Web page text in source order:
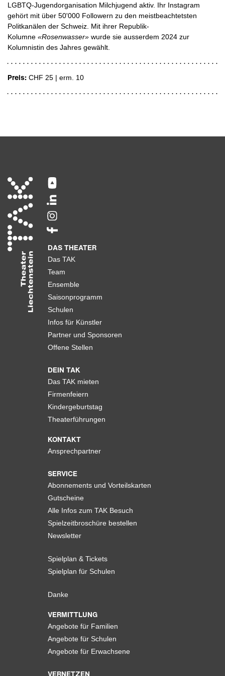
LGBTQ-Jugendorganisation Milchjugend aktiv. Ihr Instagram
gehört mit über 50'000 Followern zu den meistbeachtetsten
Politkanälen der Schweiz. Mit ihrer Republik-
Kolumne «Rosenwasser» wurde sie ausserdem 2024 zur
Kolumnistin des Jahres gewählt.
Preis: CHF 25 | erm. 10
DAS THEATER
Das TAK
Team
Ensemble
Saisonprogramm
Schulen
Infos für Künstler
Partner und Sponsoren
Offene Stellen
DEIN TAK
Das TAK mieten
Firmenfeiern
Kindergeburtstag
Theaterführungen
KONTAKT
Ansprechpartner
SERVICE
Abonnements und Vorteilskarten
Gutscheine
Alle Infos zum TAK Besuch
Spielzeitbroschüre bestellen
Newsletter
Spielplan & Tickets
Spielplan für Schulen
Danke
VERMITTLUNG
Angebote für Familien
Angebote für Schulen
Angebote für Erwachsene
VERNETZEN